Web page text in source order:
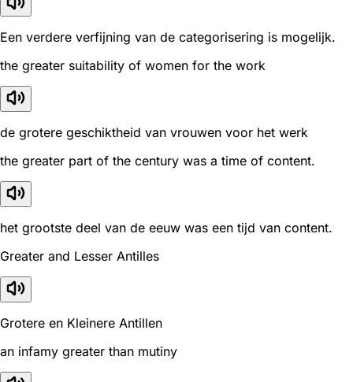
Een verdere verfijning van de categorisering is mogelijk.
the greater suitability of women for the work
de grotere geschiktheid van vrouwen voor het werk
the greater part of the century was a time of content.
het grootste deel van de eeuw was een tijd van content.
Greater and Lesser Antilles
Grotere en Kleinere Antillen
an infamy greater than mutiny